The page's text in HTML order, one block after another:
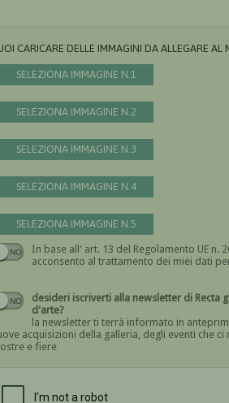
CARICARE DELLE IMMAGINI DA ALLEGARE AL
SELEZIONA IMMAGINE N.1
SELEZIONA IMMAGINE N.2
SELEZIONA IMMAGINE N.3
SELEZIONA IMMAGINE N.4
SELEZIONA IMMAGINE N.5
In base all' art. 13 del Regolamento UE n.
acconsento al trattamento dei miei dati
Devi
desideri iscriverti alla newsletter di Recta galleria
d'arte?
la newsletter ti terrà informato in
acquisizioni della galleria, degli eventi che ci
e fiere